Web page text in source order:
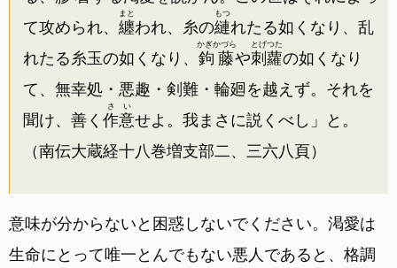
て攻められ、 纏
まと
われ、糸の縺
もつ
れたる如くなり、乱
れたる糸玉の如くなり、 鉤藤
かぎかづら
や刺蘿
とげつた
の如くなり
て、無幸処・悪趣・剣難・輪廻を越えず。それを
聞け、善く 作意
さい
せよ。我まさに説くべし」と。
（南伝大蔵経十八巻増支部二、三六八頁）
意味が分からないと困惑しないでください。渇愛は
生命にとって唯一とんでもない悪人であると、格調